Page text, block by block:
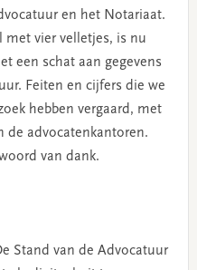
en het Notariaat.
met vier velletjes, is nu
een schat aan gegevens
Feiten en cijfers die we
hebben vergaard, met
de advocatenkantoren.
van dank.
Stand van de Advocatuur